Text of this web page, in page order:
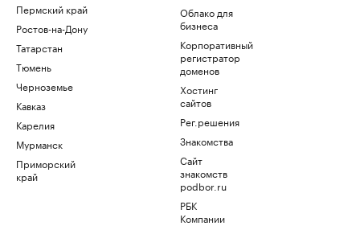
Пермский край
Ростов-на-Дону
Татарстан
Тюмень
Черноземье
Кавказ
Карелия
Мурманск
Приморский
край
Облако для
бизнеса
Корпоративный
регистратор
доменов
Хостинг
сайтов
Рег.решения
Знакомства
Сайт
знакомств
podbor.ru
РБК
Компании